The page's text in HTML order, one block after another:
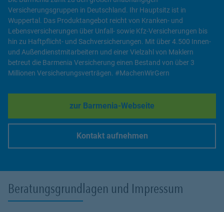
Versicherungsgruppen in Deutschland. Ihr Hauptsitz ist in
Wuppertal. Das Produktangebot reicht von Kranken- und
Lebensversicherungen über Unfall- sowie Kfz-Versicherungen bis
hin zu Haftpflicht- und Sachversicherungen. Mit über 4.500 Innen-
und Außendienstmitarbeitern und einer Vielzahl von Maklern
betreut die Barmenia Versicherung einen Bestand von über 3
Millionen Versicherungsverträgen. #MachenWirGern
zur Barmenia-Webseite
Link Opens in New Tab
Kontakt aufnehmen
Beratungsgrundlagen und Impressum